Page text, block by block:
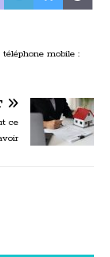
mobile :
ce